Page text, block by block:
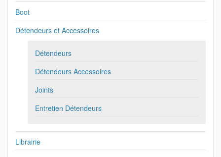
Boot
Détendeurs et Accessoires
Détendeurs
Détendeurs Accessoires
Joints
Entretien Détendeurs
Librairie